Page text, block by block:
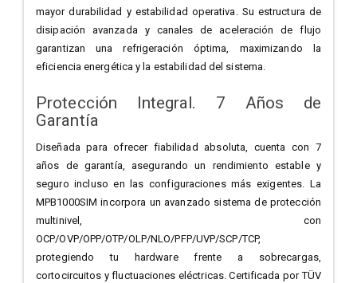
mayor durabilidad y estabilidad operativa. Su estructura de
disipación avanzada y canales de aceleración de flujo
garantizan una refrigeración óptima, maximizando la
eficiencia energética y la estabilidad del sistema.
Protección Integral. 7 Años de
Garantía
Diseñada para ofrecer fiabilidad absoluta, cuenta con 7
años de garantía, asegurando un rendimiento estable y
seguro incluso en las configuraciones más exigentes. La
MPB1000SIM incorpora un avanzado sistema de protección
multinivel, con
OCP/OVP/OPP/OTP/OLP/NLO/PFP/UVP/SCP/TCP,
protegiendo tu hardware frente a sobrecargas,
cortocircuitos y fluctuaciones eléctricas. Certificada por TÜV